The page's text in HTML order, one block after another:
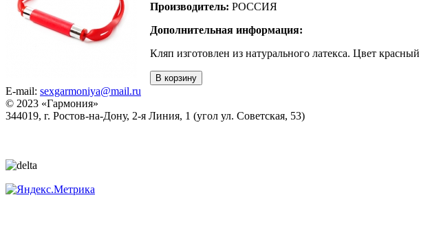
Производитель: РОССИЯ
Дополнительная информация:
Кляп изготовлен из натурального латекса. Цвет красный
В корзину
E-mail: sexgarmoniya@mail.ru
© 2023 «Гармония»
344019, г. Ростов-на-Дону, 2-я Линия, 1 (угол ул. Советская, 53)